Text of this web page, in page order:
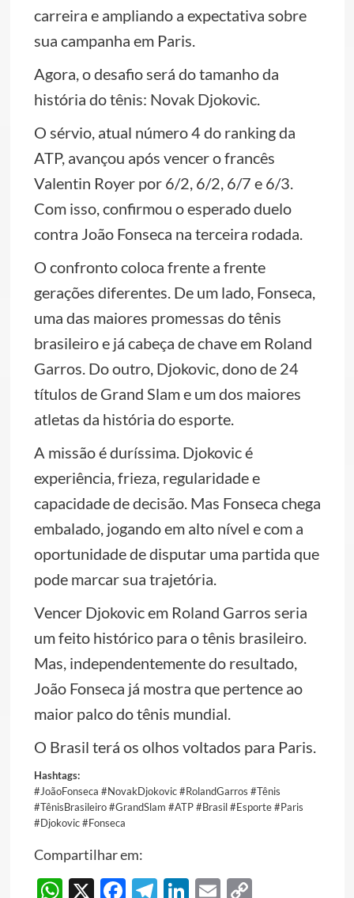
carreira e ampliando a expectativa sobre
sua campanha em Paris.
Agora, o desafio será do tamanho da
história do tênis: Novak Djokovic.
O sérvio, atual número 4 do ranking da
ATP, avançou após vencer o francês
Valentin Royer por 6/2, 6/2, 6/7 e 6/3.
Com isso, confirmou o esperado duelo
contra João Fonseca na terceira rodada.
O confronto coloca frente a frente
gerações diferentes. De um lado, Fonseca,
uma das maiores promessas do tênis
brasileiro e já cabeça de chave em Roland
Garros. Do outro, Djokovic, dono de 24
títulos de Grand Slam e um dos maiores
atletas da história do esporte.
A missão é duríssima. Djokovic é
experiência, frieza, regularidade e
capacidade de decisão. Mas Fonseca chega
embalado, jogando em alto nível e com a
oportunidade de disputar uma partida que
pode marcar sua trajetória.
Vencer Djokovic em Roland Garros seria
um feito histórico para o tênis brasileiro.
Mas, independentemente do resultado,
João Fonseca já mostra que pertence ao
maior palco do tênis mundial.
O Brasil terá os olhos voltados para Paris.
Hashtags:
#JoãoFonseca #NovakDjokovic #RolandGarros #Tênis
#TênisBrasileiro #GrandSlam #ATP #Brasil #Esporte #Paris
#Djokovic #Fonseca
Compartilhar em:
WhatsApp
X Facebook
Telegram
LinkedIn
EmailCopy